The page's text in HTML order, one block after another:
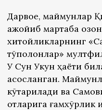
Дарвоқе, маймунлар
ажойиб мартаба
хитойликларнинг
тўполонлар»
У Сун Укун ҳаёти
асосланган.
кўтарилади ва
отларига ғамхўрлик